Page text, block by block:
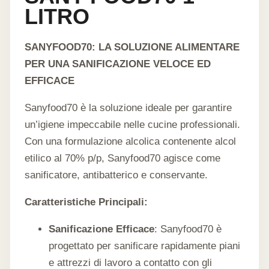
LITRO
SANYFOOD70: LA SOLUZIONE ALIMENTARE
PER UNA SANIFICAZIONE VELOCE ED
EFFICACE
Sanyfood70 è la soluzione ideale per garantire
un’igiene impeccabile nelle cucine professionali.
Con una formulazione alcolica contenente alcol
etilico al 70% p/p, Sanyfood70 agisce come
sanificatore, antibatterico e conservante.
Caratteristiche Principali:
Sanificazione Efficace: Sanyfood70 è
progettato per sanificare rapidamente piani
e attrezzi di lavoro a contatto con gli